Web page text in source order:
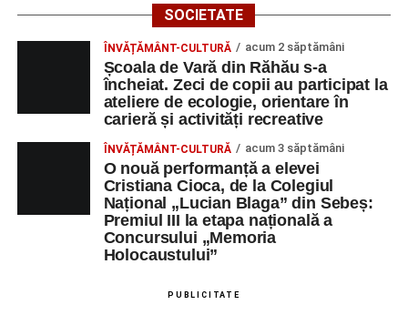
SOCIETATE
ÎNVĂȚĂMÂNT-CULTURĂ acum 2 săptămâni
Școala de Vară din Răhău s-a
încheiat. Zeci de copii au participat la
ateliere de ecologie, orientare în
carieră și activități recreative
ÎNVĂȚĂMÂNT-CULTURĂ acum 3 săptămâni
O nouă performanță a elevei
Cristiana Cioca, de la Colegiul
Național „Lucian Blaga” din Sebeș:
Premiul III la etapa națională a
Concursului „Memoria
Holocaustului”
PUBLICITATE